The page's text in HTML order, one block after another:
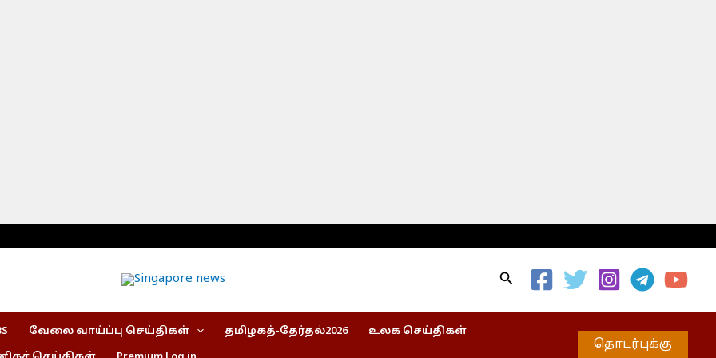
Search
வேலை வாய்ப்பு செய்திகள் தமிழகத்-தேர்தல்2026
உலக செய்திகள்
தொடர்புக்கு